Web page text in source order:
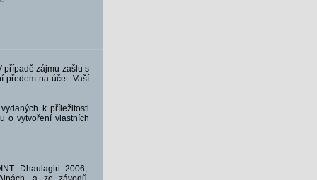
případě zájmu zašlu s
předem na účet. Vaší
k příležitosti
o vytvoření vlastních
Dhaulagiri 2006,